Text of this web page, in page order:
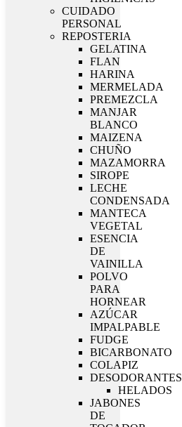
CUIDADO
PERSONAL
REPOSTERIA
GELATINA
FLAN
HARINA
MERMELADA
PREMEZCLA
MANJAR
BLANCO
MAIZENA
CHUÑO
MAZAMORRA
SIROPE
LECHE
CONDENSADA
MANTECA
VEGETAL
ESENCIA
DE
VAINILLA
POLVO
PARA
HORNEAR
AZÚCAR
IMPALPABLE
FUDGE
BICARBONATO
COLAPIZ
DESODORANTES
HELADOS
JABONES
DE